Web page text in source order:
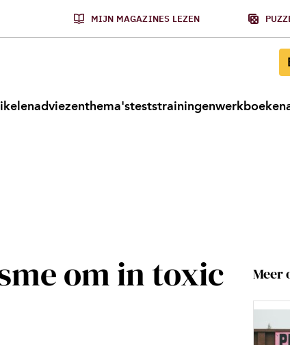
MIJN MAGAZINES LEZEN
adviezenthema'steststrainingenwerkboeken
om in toxic
Meer